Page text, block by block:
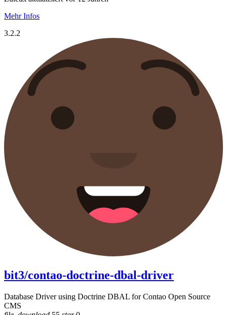
Mehr Infos
3.2.2
bit3/contao-doctrine-dbal-driver
Database Driver using Doctrine DBAL for Contao Open Source
CMS